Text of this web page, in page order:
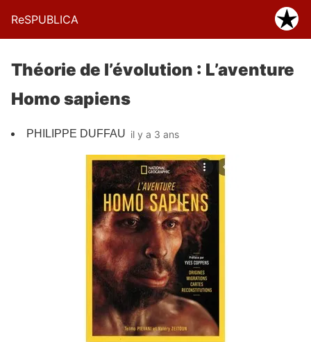
ReSPUBLICA
Théorie de l’évolution : L’aventure
Homo sapiens
PHILIPPE DUFFAU il y a 3 ans